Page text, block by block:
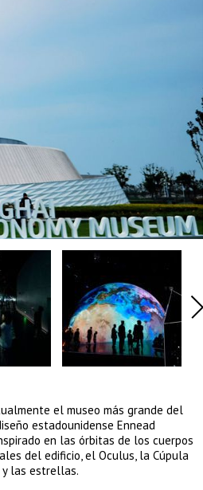
el museo más grande del
estadounidense Ennead
en las órbitas de los cuerpos
del edificio, el Oculus, la Cúpula
las estrellas.